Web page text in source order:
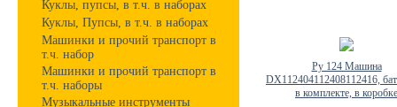
Куклы, пупсы, в т.ч. в наборах
Куклы, Пупсы, в т.ч. в наборах
Машинки и прочий транспорт в
т.ч. набор
Машинки и прочий транспорт в
т.ч. наборы
Музыкальные инструменты
Ру 124 Машина
DX112404112408112416,
в комплекте, в коробке